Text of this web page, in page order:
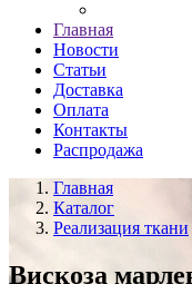
Главная
Новости
Статьи
Доставка
Оплата
Контакты
Распродажа
Главная
Каталог
Реализация ткани
Вискоза